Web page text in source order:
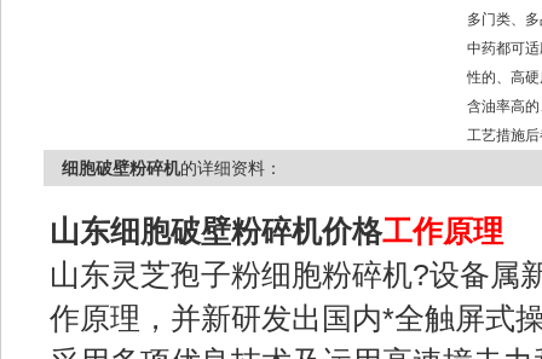
多门类、
中药都可
性的、高
含油率高
工艺措施
细胞破壁粉碎机的详细资料：
山东细胞破壁粉碎机价格工作原理
山东灵芝孢子粉细胞粉碎机?设备属
作原理，并新研发出国内*全触屏式